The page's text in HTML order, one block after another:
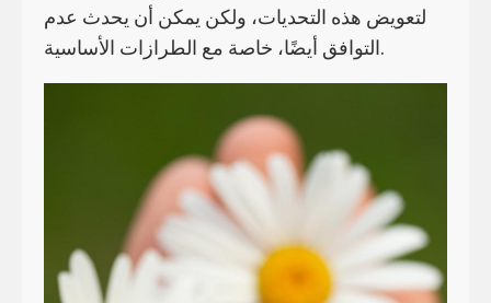
لتعويض هذه التحديات، ولكن يمكن أن يحدث عدم
التوافق أيضًا، خاصة مع الطرازات الأساسية.